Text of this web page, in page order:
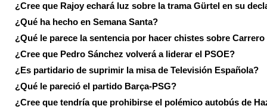
¿Cree que Rajoy echará luz sobre la trama Gürtel en su
¿Qué ha hecho en Semana Santa?
¿Qué le parece la sentencia por hacer chistes sobre
¿Cree que Pedro Sánchez volverá a liderar el PSOE?
¿Es partidario de suprimir la misa de Televisión Española?
¿Qué le pareció el partido Barça-PSG?
¿Cree que tendría que prohibirse el polémico autobús de